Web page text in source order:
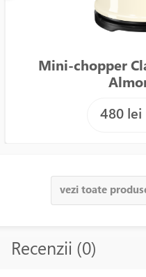
Mini-chopper
480 lei
vezi toate
Recenzii (0)